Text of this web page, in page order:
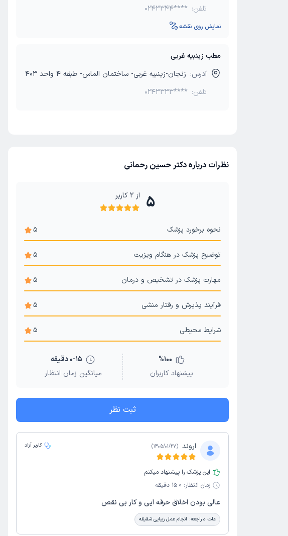
تلفن: 0243344****
نمایش روی نقشه
مطب زینبیه غربی
آدرس: زنجان-زینبیه غربی- ساختمان الماس- طبقه 4 واحد 403
تلفن: 0243333****
نظرات درباره دکتر حسین رحمانی
5 از 2کاربر
نحوه برخورد پزشک 5
توضیح پزشک در هنگام ویزیت 5
مهارت پزشک در تشخیص و درمان 5
فرآیند پذیرش و رفتار منشی 5
شرایط محیطی 5
%100
پیشنهاد کاربران
0-15 دقیقه
میانگین زمان انتظار
ثبت نظر
اروند (
1405/01/27
) کاربر آزاد
این پزشک را پیشنهاد میکنم
زمان انتظار: 0-15 دقیقه
عالی بودن اخلاق حرفه ایی و کار بی نقص
علت مراجعه: انجام عمل زیبایی شقیقه